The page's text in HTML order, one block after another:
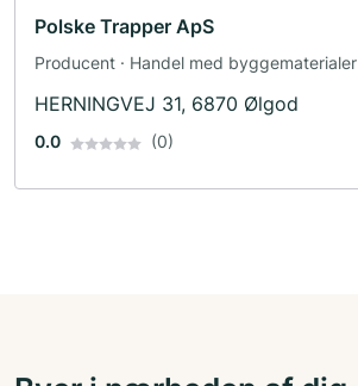
Polske Trapper ApS
Producent · Handel med byggematerialer
HERNINGVEJ 31, 6870 Ølgod
0.0 (0)